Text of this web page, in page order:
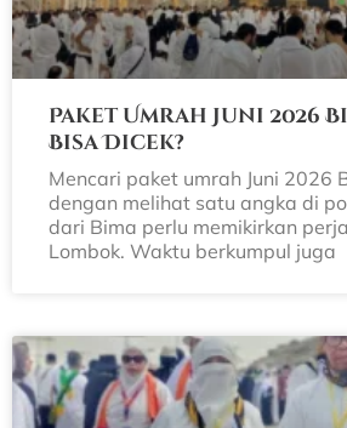
Paket Umrah Juni 2026
Bisa Dicek?
Mencari paket umrah Juni 2026
dengan melihat satu angka di
dari Bima perlu memikirkan
Lombok. Waktu berkumpul juga